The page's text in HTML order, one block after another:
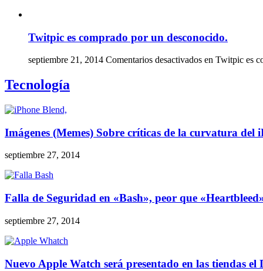
Twitpic es comprado por un desconocido.
septiembre 21, 2014 Comentarios desactivados en Twitpic es
Tecnología
Imágenes (Memes) Sobre críticas de la curvatura del
septiembre 27, 2014
Falla de Seguridad en «Bash», peor que
septiembre 27, 2014
Nuevo Apple Watch será presentado en las tiendas el